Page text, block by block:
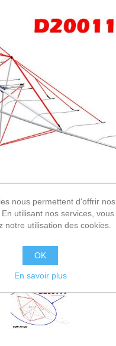
nous permettent d'offrir nos
utilisant nos services, vous
notre utilisation des cookies.
OK
En savoir plus